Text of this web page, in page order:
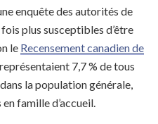
enquête des autorités de
plus susceptibles d’être
le Recensement canadien de
7,7 % de tous
la population générale,
famille d’accueil.